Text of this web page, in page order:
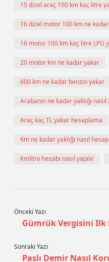
15 dizel araç 100 km kaç litre
16 dizel motor 100 km ne
16 motor 100 km kaç litre LPG
20 motor km ne kadar yakar
600 km ne kadar benzin yakar
Arabanın ne kadar yaktığı nasıl
Araç kaç TL yakar hesaplama
Km ne kadar yaktığı nasıl
Kmlitre hesabı nasıl yapılır
Önceki Yazı
Gümrük Vergisini Ilk
Sonraki Yazı
Paslı Demir Nasıl